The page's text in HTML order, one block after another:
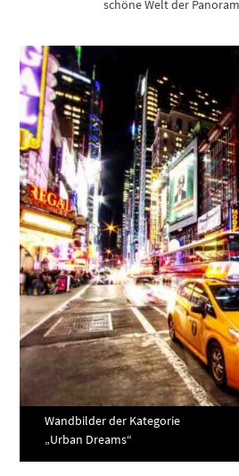
schöne Welt der
Wandbilder der Kategorie
„Urban Dreams“